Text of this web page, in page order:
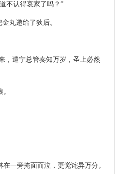
不认得哀家了吗？”
丸递给了狄后。
，遣宁总管奏知万岁，圣上必然
一旁掩面而泣，更觉诧异万分。